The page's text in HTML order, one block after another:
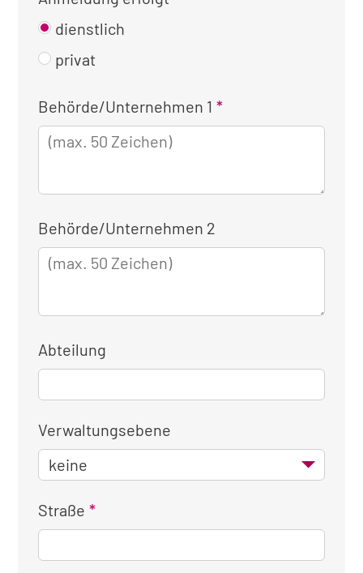
dienstlich
privat
Kontaktinformationen
für
die
Behörde/Unternehmen 1
Behörde/Unternehmen 2
Abteilung
Verwaltungsebene
Straße